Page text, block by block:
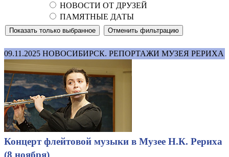
НОВОСТИ ОТ ДРУЗЕЙ
ПАМЯТНЫЕ ДАТЫ
09.11.2025 НОВОСИБИРСК. РЕПОРТАЖИ МУЗЕЯ РЕРИХА
Концерт флейтовой музыки в Музее Н.К. Рериха
(8 ноября)